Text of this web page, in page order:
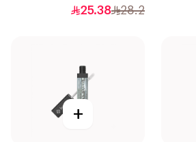
1قطعة
28.2
25.38
+